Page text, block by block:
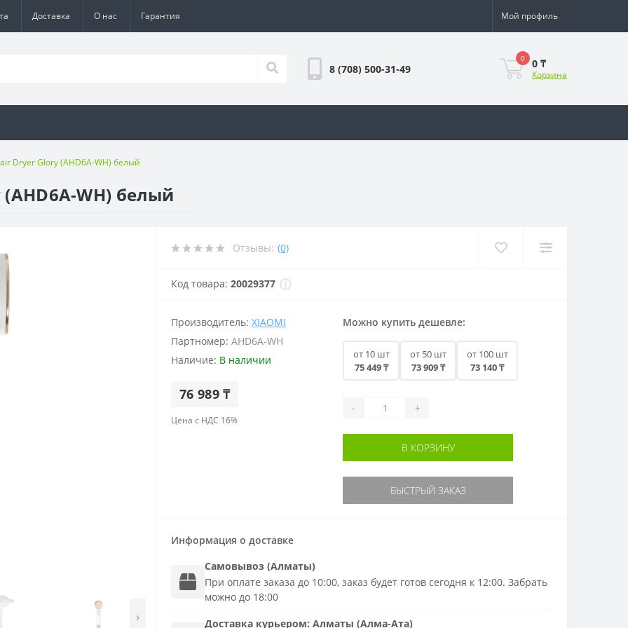
Доставка О нас Гарантия Мой профиль
8 (708) 500-31-49
0 0 ₸
Корзина
Dryer Glory (AHD6A-WH) белый
WH) белый
›
Отзывы: (0)
Код товара: 20029377
Производитель: XIAOMI
Партномер: AHD6A-WH
Наличие: В наличии
76 989 ₸
Цена с НДС 16%
Можно купить дешевле:
от 10 шт
75 449 ₸
от 50 шт
73 909 ₸
от 100 шт
73 140 ₸
- +
В КОРЗИНУ
БЫСТРЫЙ ЗАКАЗ
Информация о доставке
Самовывоз (Алматы)
При оплате заказа до 10:00, заказ будет готов сегодня к 12:00. Забрать
можно до 18:00
Доставка курьером: Алматы (Алма-Ата)